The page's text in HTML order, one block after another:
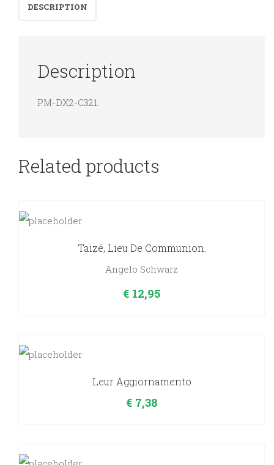
quantity
DESCRIPTION
Description
PM-DX2-C321.
Related products
Taizé, Lieu De Communion.
Angelo Schwarz
€ 12,95
Leur Aggiornamento
€7,38